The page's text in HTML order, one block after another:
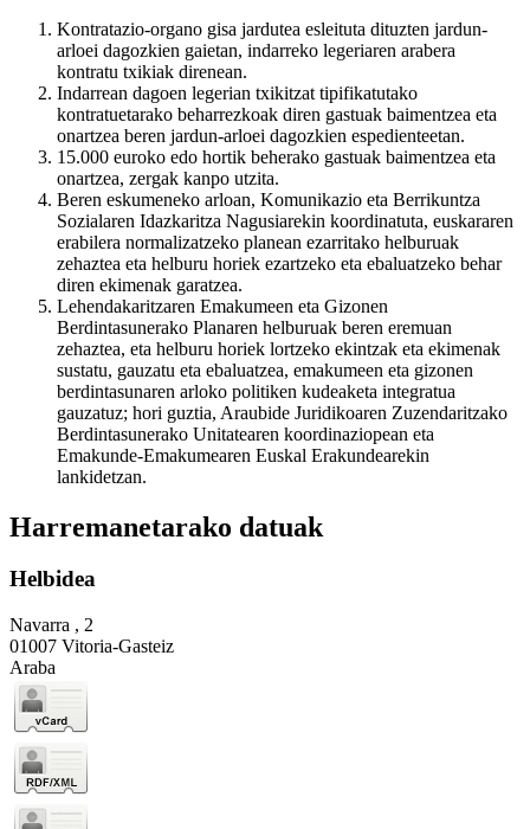
Kontratazio-organo gisa jardutea esleituta dituzten jardun-
arloei dagozkien gaietan, indarreko legeriaren arabera
kontratu txikiak direnean.
Indarrean dagoen legerian txikitzat tipifikatutako
kontratuetarako beharrezkoak diren gastuak baimentzea eta
onartzea beren jardun-arloei dagozkien espedienteetan.
15.000 euroko edo hortik beherako gastuak baimentzea eta
onartzea, zergak kanpo utzita.
Beren eskumeneko arloan, Komunikazio eta Berrikuntza
Sozialaren Idazkaritza Nagusiarekin koordinatuta, euskararen
erabilera normalizatzeko planean ezarritako helburuak
zehaztea eta helburu horiek ezartzeko eta ebaluatzeko behar
diren ekimenak garatzea.
Lehendakaritzaren Emakumeen eta Gizonen
Berdintasunerako Planaren helburuak beren eremuan
zehaztea, eta helburu horiek lortzeko ekintzak eta ekimenak
sustatu, gauzatu eta ebaluatzea, emakumeen eta gizonen
berdintasunaren arloko politiken kudeaketa integratua
gauzatuz; hori guztia, Araubide Juridikoaren Zuzendaritzako
Berdintasunerako Unitatearen koordinaziopean eta
Emakunde-Emakumearen Euskal Erakundearekin
lankidetzan.
Harremanetarako datuak
Helbidea
Navarra , 2
01007 Vitoria-Gasteiz
Araba